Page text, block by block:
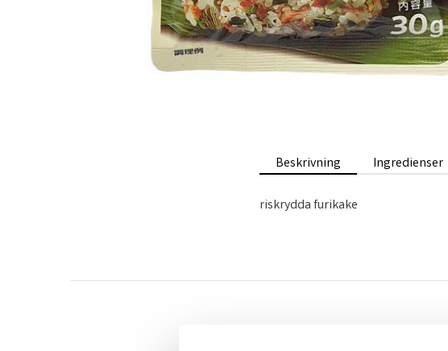
Beskrivning Ingredienser
riskrydda furikake